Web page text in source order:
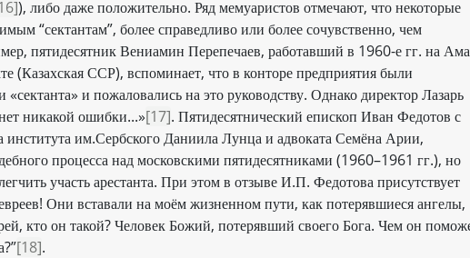
), либо даже положительно. Ряд мемуаристов отмечают, что некоторые
“сектантам”, более справедливо или более сочувственно, чем
пятидесятник Вениамин Перепечаев, работавший в 1960-е гг. на
(Казахская ССР), вспоминает, что в конторе предприятия были
и пожаловались на это руководству. Однако директор Лазарь
никакой ошибки...»[17]. Пятидесятнический епископ Иван Федотов с
института им.Сербского Даниила Лунца и адвоката Семёна Арии,
процесса над московскими пятидесятниками (1960–1961 гг.), но
участь арестанта. При этом в отзыве И.П. Федотова присутствует
Они вставали на моём жизненном пути, как потерявшиеся ангелы,
кто он такой? Человек Божий, потерявший своего Бога. Чем он
[18].